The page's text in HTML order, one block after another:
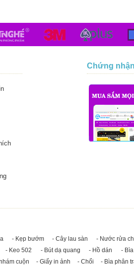
Chứng
- Kẹp bướm - Cây lau sàn - Nước rửa
- Keo 502 - Bút dạ quang - Hồ dán -
cuộn - Giấy in ảnh - Chổi - Bìa phân